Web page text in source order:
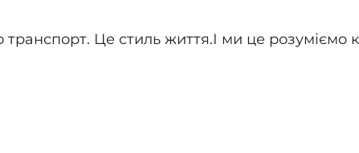
Це стиль життя.І ми це розуміємо